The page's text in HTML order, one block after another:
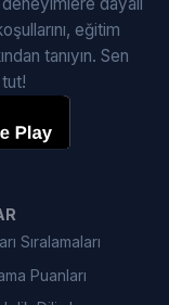
eğitim
tanıyın. Sen
Sıralamaları
Puanları